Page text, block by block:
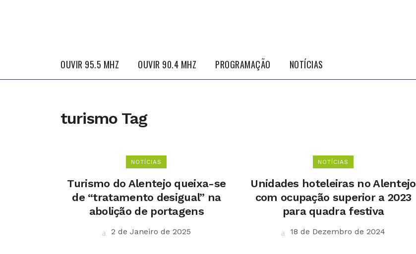
OUVIR 95.5 MHZ OUVIR 90.4 MHZ PROGRAMAÇÃO NOTÍCIAS
turismo Tag
NOTÍCIAS
Turismo do Alentejo queixa-se
de “tratamento desigual” na
abolição de portagens
2 de Janeiro de 2025
NOTÍCIAS
Unidades hoteleiras no Alentejo
com ocupação superior a 2023
para quadra festiva
18 de Dezembro de 2024